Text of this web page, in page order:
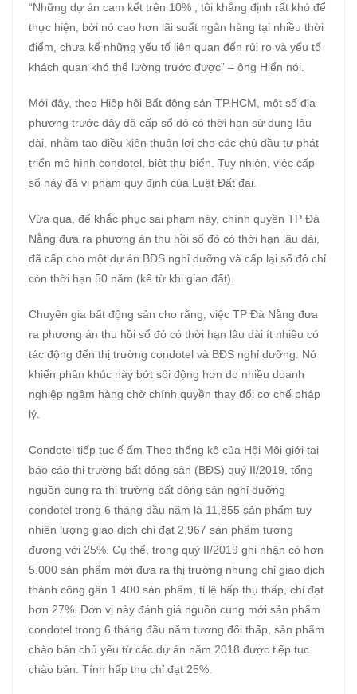
“Những dự án cam kết trên 10% , tôi khẳng định rất khó để
thực hiện, bởi nó cao hơn lãi suất ngân hàng tại nhiều thời
điểm, chưa kể những yếu tố liên quan đến rủi ro và yếu tố
khách quan khó thể lường trước được” – ông Hiển nói.
Mới đây, theo Hiệp hội Bất động sản TP.HCM, một số địa
phương trước đây đã cấp sổ đỏ có thời hạn sử dụng lâu
dài, nhằm tạo điều kiện thuận lợi cho các chủ đầu tư phát
triển mô hình condotel, biệt thự biển. Tuy nhiên, việc cấp
sổ này đã vi phạm quy định của Luật Đất đai.
Vừa qua, để khắc phục sai phạm này, chính quyền TP Đà
Nẵng đưa ra phương án thu hồi sổ đỏ có thời hạn lâu dài,
đã cấp cho một dự án BĐS nghỉ dưỡng và cấp lại sổ đỏ chỉ
còn thời hạn 50 năm (kể từ khi giao đất).
Chuyên gia bất động sản cho rằng, việc TP Đà Nẵng đưa
ra phương án thu hồi sổ đỏ có thời hạn lâu dài ít nhiều có
tác động đến thị trường condotel và BĐS nghỉ dưỡng. Nó
khiến phân khúc này bớt sôi động hơn do nhiều doanh
nghiệp ngâm hàng chờ chính quyền thay đổi cơ chế pháp
lý.
Condotel tiếp tục ế ẩm Theo thống kê của Hội Môi giới tại
báo cáo thị trường bất động sản (BĐS) quý II/2019, tổng
nguồn cung ra thị trường bất động sản nghỉ dưỡng
condotel trong 6 tháng đầu năm là 11,855 sản phẩm tuy
nhiên lượng giao dịch chỉ đạt 2,967 sản phẩm tương
đương với 25%. Cụ thể, trong quý II/2019 ghi nhận có hơn
5.000 sản phẩm mới đưa ra thị trường nhưng chỉ giao dịch
thành công gần 1.400 sản phẩm, tỉ lệ hấp thụ thấp, chỉ đạt
hơn 27%. Đơn vị này đánh giá nguồn cung mới sản phẩm
condotel trong 6 tháng đầu năm tương đối thấp, sản phẩm
chào bán chủ yếu từ các dự án năm 2018 được tiếp tục
chào bán. Tính hấp thụ chỉ đạt 25%.